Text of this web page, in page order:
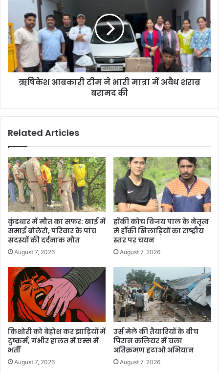
ऋषिकेश आबकारी टीम ने भारी मात्रा में अवैध शराब
बरामद की
Related Articles
कुंडधार में मौत का सफर: खाई में
समाई बोलेरो, परिवार के पांच
सदस्यों की दर्दनाक मौत
August 7, 2026
हॉकी कोच विजय पाल के नेतृत्व
मे हॉकी खिलाड़ियों का राष्ट्रीय
स्तर पर चयन
August 7, 2026
किशोरी को बेहोश कर झाड़ियों में
दुष्कर्म, गंभीर हालत में एम्स में
भर्ती
August 7, 2026
उर्स मेले की तैयारियों के बीच
पिरान कलियर में चला
अतिक्रमण हटाओ अभियान
August 7, 2026